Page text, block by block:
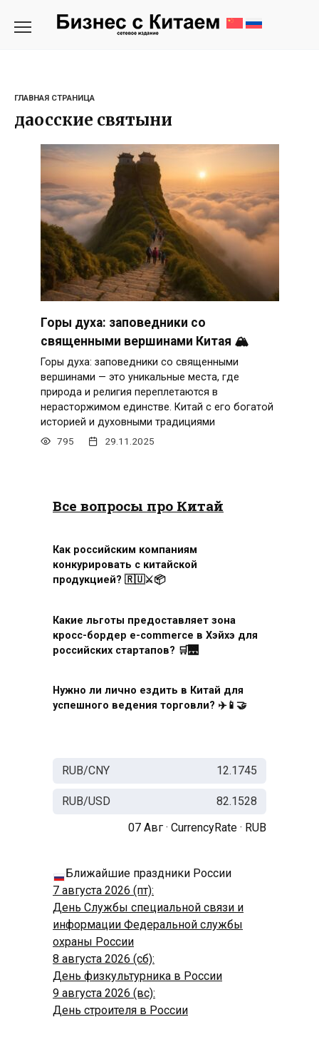
ГЛАВНАЯ СТРАНИЦА
даосские святыни
Горы духа: заповедники со
священными вершинами Китая 🏔️
Горы духа: заповедники со священными
вершинами — это уникальные места, где
природа и религия переплетаются в
нерасторжимом единстве. Китай с его богатой
историей и духовными традициями
795 29.11.2025
Все вопросы про Китай
Как российским компаниям
конкурировать с китайской
продукцией? 🇷🇺⚔️📦
Какие льготы предоставляет зона
кросс-бордер e-commerce в Хэйхэ для
российских стартапов? 🛒🌉
Нужно ли лично ездить в Китай для
успешного ведения торговли? ✈️📱🤝
RUB/CNY 12.1745
RUB/USD
82.1528
07 Авг · CurrencyRate · RUB
Ближайшие праздники России
7 августа 2026 (пт):
День Службы специальной связи и
информации Федеральной службы
охраны России
8 августа 2026 (сб):
День физкультурника в России
9 августа 2026 (вс):
День строителя в России